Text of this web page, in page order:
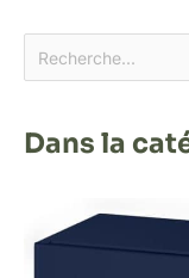
Dans la